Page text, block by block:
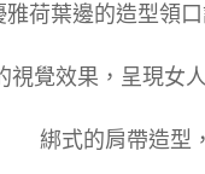
雅荷葉邊的造型領口
視覺效果，呈現女
綁式的肩帶造型，